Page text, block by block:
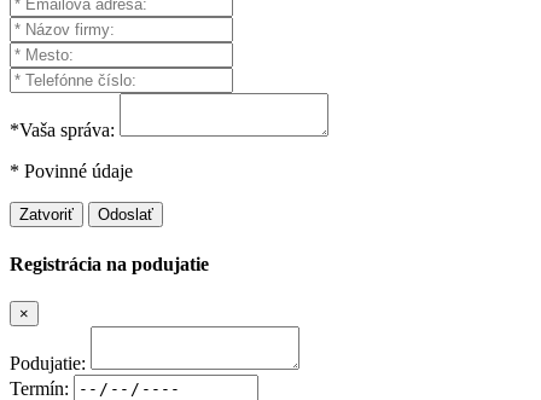
*Vaša správa:
* Povinné údaje
Zatvoriť Odoslať
Registrácia na podujatie
×
Podujatie:
Termín: